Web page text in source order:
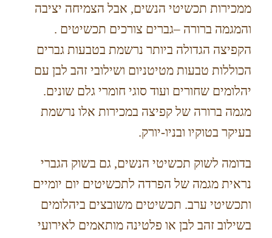
ממכירות תכשיטי הנשים, אבל הצמיחה יציבה
והמגמה ברורה –גברים צורכים תכשיטים .
הקפיצה הגדולה ביותר נרשמת בטבעות גברים
הכוללות טבעות מטיטניום ושילובי זהב לבן עם
יהלומים שחורים ועוד סוגי חומרי גלם שונים.
מגמה ברורה של קפיצה במכירות אלו נרשמת
בעיקר בטוקיו ובניו-יורק.
בדומה לשוק תכשיטי הנשים, גם בשוק הגברי
נראית מגמה של הפרדה לתכשיטים יום יומיים
ותכשיטי ערב. תכשיטים משובצים ביהלומים
בשילוב זהב לבן או פלטינה מותאמים לאירועי